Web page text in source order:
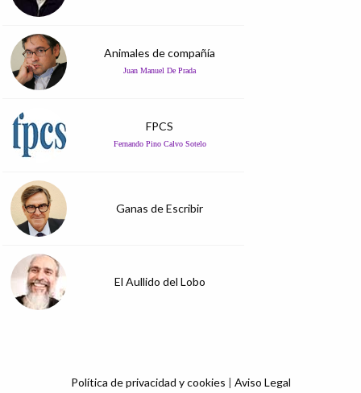
Animales de compañía
Juan Manuel De Prada
FPCS
Fernando Pino Calvo Sotelo
Ganas de Escribir
El Aullido del Lobo
Política de privacidad y cookies | Aviso Legal